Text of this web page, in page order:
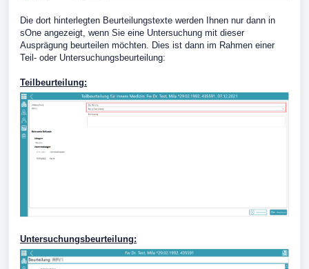
Die dort hinterlegten Beurteilungstexte werden Ihnen nur dann in
sOne angezeigt, wenn Sie eine Untersuchung mit dieser
Ausprägung beurteilen möchten. Dies ist dann im Rahmen einer
Teil- oder Untersuchungsbeurteilung:
Teilbeurteilung:
Untersuchungsbeurteilung: